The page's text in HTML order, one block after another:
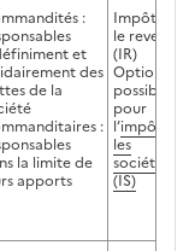
:
et
des
de la
:
la limite de
apports
Impôt sur
le revenu
(IR)
Option
possible
pour
l’impôt sur
les
sociétés
(IS)